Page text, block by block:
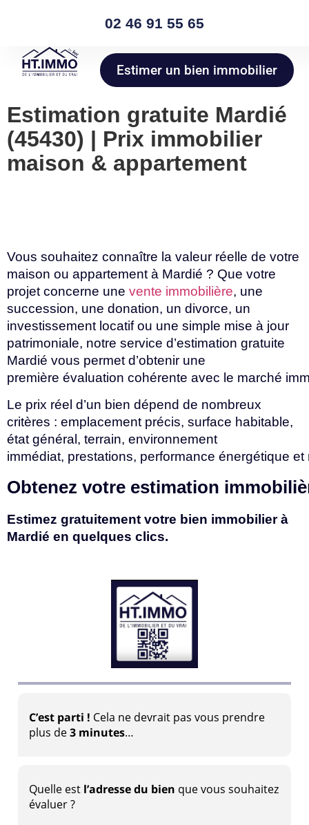
02 46 91 55 65
Estimer un bien immobilier
Estimation gratuite Mardié
(45430) | Prix immobilier
maison & appartement
Vous souhaitez connaître la valeur réelle de votre
maison ou appartement à Mardié ? Que votre
projet concerne une vente immobilière, une
succession, une donation, un divorce, un
investissement locatif ou une simple mise à jour
patrimoniale, notre service d’estimation gratuite
Mardié vous permet d’obtenir une
première évaluation cohérente avec le marché
Le prix réel d’un bien dépend de nombreux
critères : emplacement précis, surface habitable,
état général, terrain, environnement
immédiat, prestations, performance énergétique et
Obtenez votre estimation
Estimez gratuitement votre bien immobilier à
Mardié en quelques clics.